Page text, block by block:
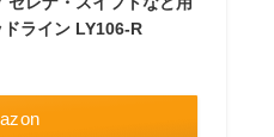
ライン LY106-R